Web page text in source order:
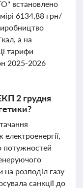
встановлено
6134,88 грн/
а на
тарифи
2025-2026
2 грудня
потужностей
розподіл газу
санкції до